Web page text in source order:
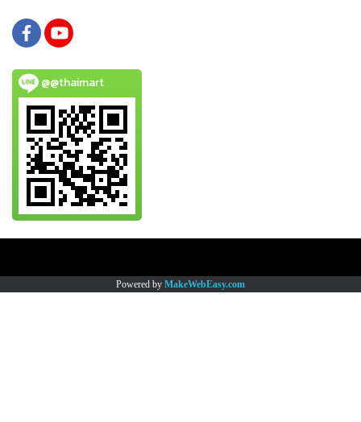
@@thaimart
Powered by MakeWebEasy.com